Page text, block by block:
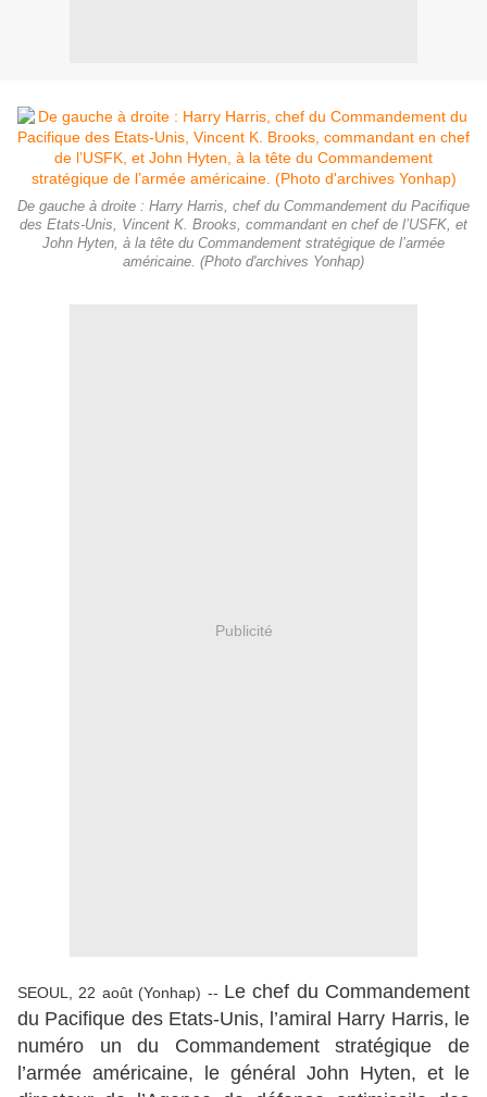
De gauche à droite : Harry Harris, chef du Commandement du Pacifique
des Etats-Unis, Vincent K. Brooks, commandant en chef de l’USFK, et
John Hyten, à la tête du Commandement stratégique de l’armée
américaine. (Photo d'archives Yonhap)
Publicité
SEOUL, 22 août (Yonhap) -- Le chef du Commandement
du Pacifique des Etats-Unis, l’amiral Harry Harris, le
numéro un du Commandement stratégique de
l’armée américaine, le général John Hyten, et le